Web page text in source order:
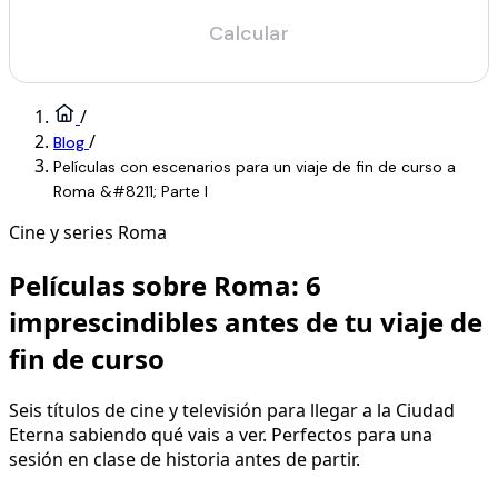
/
Blog /
Películas con escenarios para un viaje de fin de curso a
Roma &#8211; Parte I
Cine y series Roma
Películas sobre Roma: 6
imprescindibles antes de tu viaje de
fin de curso
Seis títulos de cine y televisión para llegar a la Ciudad
Eterna sabiendo qué vais a ver. Perfectos para una
sesión en clase de historia antes de partir.